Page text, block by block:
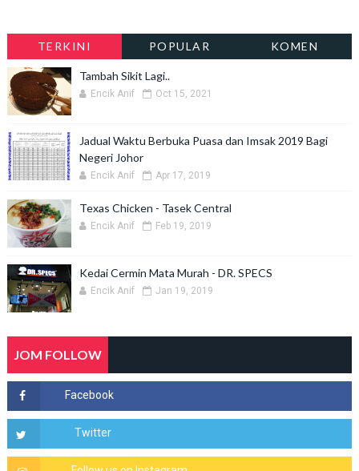
TERKINI POPULAR KOMEN
Tambah Sikit Lagi..
Encik Anif Oct 15, 2021
Jadual Waktu Berbuka Puasa dan Imsak 2019 Bagi
Negeri Johor
Encik Anif Apr 17, 2019
Texas Chicken - Tasek Central
Encik Anif Feb 19, 2019
Kedai Cermin Mata Murah - DR. SPECS
Encik Anif Jan 19, 2019
JOM FOLLOW